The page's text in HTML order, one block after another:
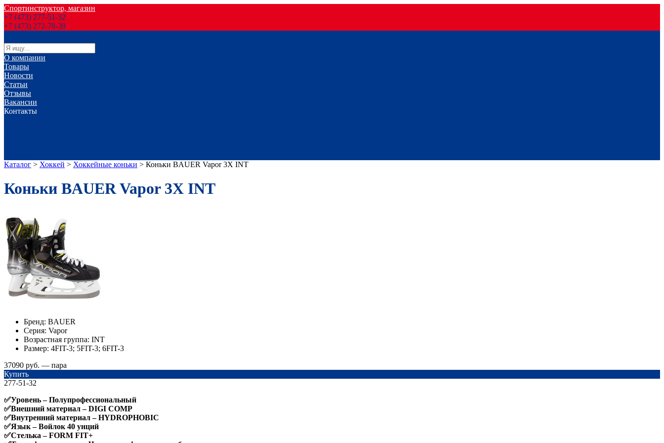
Спортинструктор, магазин
+7 (473) 277-51-32
+7 (473) 272-78-39
О компании
Товары
Новости
Статьи
Отзывы
Вакансии
Контакты
Каталог > Хоккей > Хоккейные коньки > Коньки BAUER Vapor 3X INT
Коньки BAUER Vapor 3X INT
Бренд: BAUER
Серия: Vapor
Возрастная группа: INT
Размер: 4FIT-3; 5FIT-3; 6FIT-3
37090 руб. — пара
Купить
277-51-32
✅Уровень – Полупрофессиональный
✅Внешний материал – DIGI COMP
✅Внутренний материал – HYDROPHOBIC
✅Язык – Войлок 40 унций
✅Стелька – FORM FIT+